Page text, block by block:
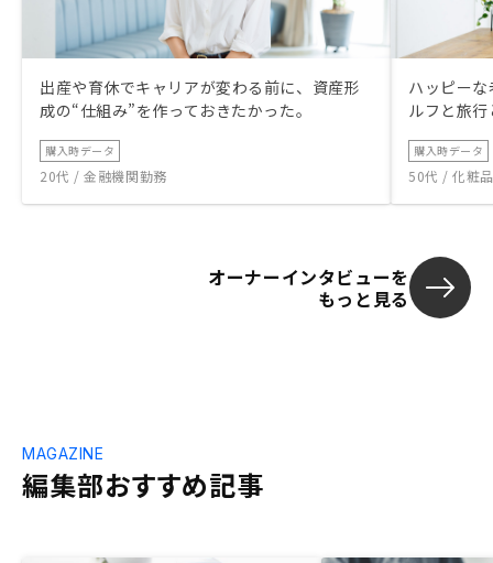
出産や育休でキャリアが変わる前に、資産形
成の“仕組み”を作っておきたかった。
購入時データ
20代 / 金融機関勤務
ハッピー
ルフと旅
購入時データ
50代 / 化粧
オーナーインタビューを
もっと見る
編集部おすすめ記事
MAGAZINE